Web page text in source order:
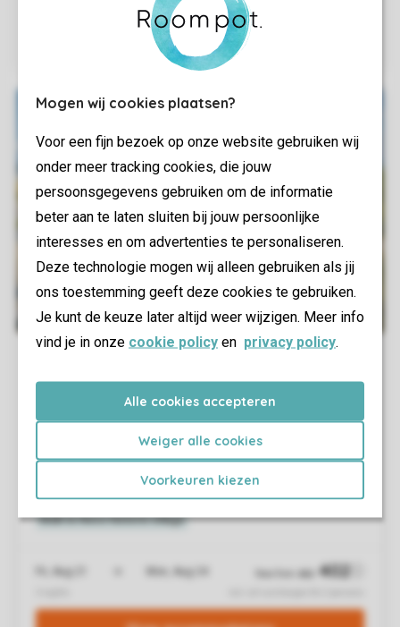
Mogen wij cookies plaatsen?
Voor een fijn bezoek op onze website gebruiken wij
onder meer tracking cookies, die jouw
persoonsgegevens gebruiken om de informatie
beter aan te laten sluiten bij jouw persoonlijke
interesses en om advertenties te personaliseren.
Deze technologie mogen wij alleen gebruiken als jij
ons toestemming geeft deze cookies te gebruiken.
Je kunt de keuze later altijd weer wijzigen. Meer info
vind je in onze cookie policy en privacy policy.
Alle cookies accepteren
Weiger alle cookies
Voorkeuren kiezen